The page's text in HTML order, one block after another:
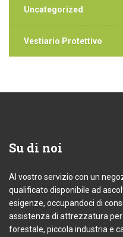
Uncategorized
Vestiario Protettivo
Su di noi
Al vostro servizio con un
qualificato disponibile ad
esigenze, occupandoci di
assistenza di attrezzatura
forestale, piccola industria e